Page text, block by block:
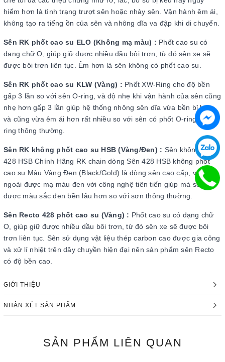
hiểm hơn là tình trạng trượt sên hoặc nhảy sên. Vận hành êm ái,
không tạo ra tiếng ồn của sên và nhông dĩa va đập khi di chuyển.
Sên RK phốt cao su ELO (Không mạ màu) : Phốt cao su có
dạng chữ O, giúp giữ được nhiều dầu bôi trơn, từ đó sên xe sẽ
được bôi trơn liên tục. Êm hơn là sên không có phốt cao su.
Sên RK phốt cao su KLW (Vàng) : Phốt XW-Ring cho độ bền
gấp 3 lần so với sên O-ring, và độ nhẹ khi vận hành của sên cũng
nhẹ hơn gấp 3 lần giúp hệ thống nhông sên dĩa vừa bền bỉ hơn
và cũng vừa êm ái hơn rất nhiều so với sên có phốt O-ring hay X-
ring thông thường.
Sên RK không phốt cao su HSB (Vàng/Đen) : Sên không phốt
428 HSB Chính Hãng RK chain dòng Sên 428 HSB không phốt
cao su Màu Vàng Đen (Black/Gold) là dòng sên cao cấp, với vỏ
ngoài được mạ màu đen với công nghệ tiên tiến giúp má sên giữ
được màu sắc đen bền lâu hơn so với sơn thông thường.
Sên Recto 428 phốt cao su (Vàng) : Phốt cao su có dạng chữ
O, giúp giữ được nhiều dầu bôi trơn, từ đó sên xe sẽ được bôi
trơn liên tục. Sên sử dụng vật liệu thép carbon cao được gia công
và xử lí nhiệt trên dây chuyền hiện đại nên sản phẩm sên Recto
có độ bền cao.
GIỚI THIỆU
NHẬN XÉT SẢN PHẨM
SẢN PHẨM LIÊN QUAN